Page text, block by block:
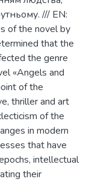
/// EN:
of the novel by
that the
the genre
«Angels and
of the
thriller and art
of the
in modern
that have
intellectual
their